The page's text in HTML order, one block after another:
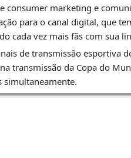
consumer marketing e
para o canal digital, que
cada vez mais fãs com sua
de transmissão esportiva
transmissão da Copa do
simultaneamente.